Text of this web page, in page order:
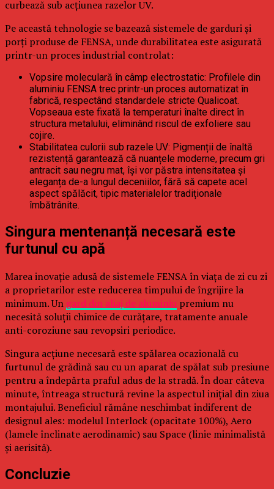
curbează sub acțiunea razelor UV.
Pe această tehnologie se bazează sistemele de garduri și
porți produse de FENSA, unde durabilitatea este asigurată
printr-un proces industrial controlat:
Vopsire moleculară în câmp electrostatic: Profilele din
aluminiu FENSA trec printr-un proces automatizat în
fabrică, respectând standardele stricte Qualicoat.
Vopseaua este fixată la temperaturi înalte direct în
structura metalului, eliminând riscul de exfoliere sau
cojire.
Stabilitatea culorii sub razele UV: Pigmenții de înaltă
rezistență garantează că nuanțele moderne, precum gri
antracit sau negru mat, își vor păstra intensitatea și
eleganța de-a lungul deceniilor, fără să capete acel
aspect spălăcit, tipic materialelor tradiționale
îmbătrânite.
Singura mentenanță necesară este
furtunul cu apă
Marea inovație adusă de sistemele FENSA în viața de zi cu zi
a proprietarilor este reducerea timpului de îngrijire la
minimum. Un gard din aliaj de aluminiu premium nu
necesită soluții chimice de curățare, tratamente anuale
anti-coroziune sau revopsiri periodice.
Singura acțiune necesară este spălarea ocazională cu
furtunul de grădină sau cu un aparat de spălat sub presiune
pentru a îndepărta praful adus de la stradă. În doar câteva
minute, întreaga structură revine la aspectul inițial din ziua
montajului. Beneficiul rămâne neschimbat indiferent de
designul ales: modelul Interlock (opacitate 100%), Aero
(lamele înclinate aerodinamic) sau Space (linie minimalistă
și aerisită).
Concluzie